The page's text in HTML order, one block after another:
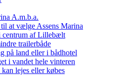
A.m.b.a.
at vælge Assens Marina
centrum af Lillebælt
trailerbåde
på land eller i bådhotel
i vandet hele vinteren
lejes eller købes